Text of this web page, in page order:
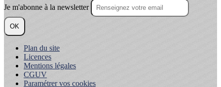
Je m'abonne à la newsletter
OK
Plan du site
Licences
Mentions légales
CGUV
Paramétrer vos cookies